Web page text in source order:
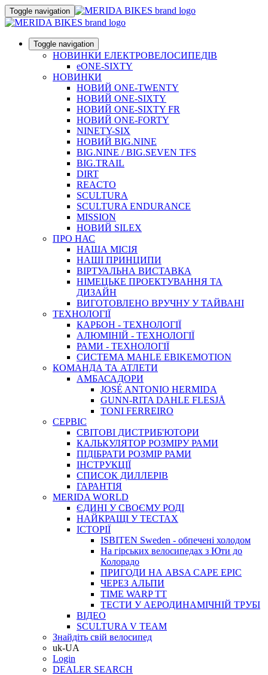
Toggle navigation
Toggle navigation
НОВИНКИ ЕЛЕКТРОВЕЛОСИПЕДІВ
eONE-SIXTY
НОВИНКИ
НОВИЙ ONE-TWENTY
НОВИЙ ONE-SIXTY
НОВИЙ ONE-SIXTY FR
НОВИЙ ONE-FORTY
NINETY-SIX
НОВИЙ BIG.NINE
BIG.NINE / BIG.SEVEN TFS
BIG.TRAIL
DIRT
REACTO
SCULTURA
SCULTURA ENDURANCE
MISSION
НОВИЙ SILEX
ПРО НАС
НАША МICIЯ
НАШI ПРИНЦИПИ
ВIРТУАЛЬНА ВИСТАВКА
НІМЕЦЬКЕ ПРОЕКТУВАННЯ ТА
ДИЗАЙН
ВИГОТОВЛЕНО ВРУЧНУ У ТАЙВАНІ
ТЕХНОЛОГІЇ
КАРБОН - ТЕХНОЛОГІЇ
АЛЮМІНІЙ - ТЕХНОЛОГІЇ
РАМИ - ТЕХНОЛОГІЇ
СИСТЕМА MAHLE EBIKEMOTION
КОМАНДА ТА АТЛЕТИ
АМБАСАДОРИ
JOSÉ ANTONIO HERMIDA
GUNN-RITA DAHLE FLESJÅ
TONI FERREIRO
СЕРВІС
СВІТОВІ ДИСТРИБ'ЮТОРИ
КАЛЬКУЛЯТОР РОЗМIРУ РАМИ
ПІДІБРАТИ РОЗМІР РАМИ
IНСТРУКЦIЇ
СПИСОК ДИЛЛЕРІВ
ГАРАНТIЯ
MERIDA WORLD
ЄДИНI У СВОЄМУ РОДI
НАЙКРАЩІ У ТЕСТАХ
ІСТОРІЇ
ISBITEN Sweden - обпечені холодом
На гірських велосипедах з Юти до
Колорадо
ПРИГОДИ НА ABSA CAPE EPIC
ЧЕРЕЗ АЛЬПИ
TIME WARP TT
ТЕСТИ У АЕРОДИНАМІЧНІЙ ТРУБІ
ВІДЕО
SCULTURA V TEAM
Знайдіть свій велосипед
uk-UA
Login
DEALER SEARCH